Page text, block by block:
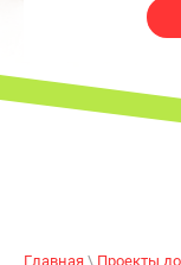
Главная \ Проекты